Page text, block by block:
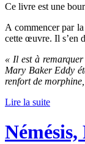
Ce livre est une
A commencer par
cette œuvre. Il s’en
« Il est à remarquer
Mary Baker Eddy
renfort de
Lire la suite